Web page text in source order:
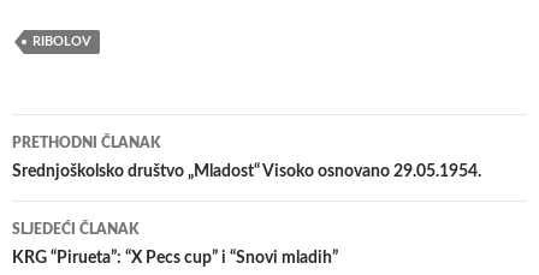
RIBOLOV
Navigacija
članaka
PRETHODNI ČLANAK
Srednjoškolsko društvo „Mladost“ Visoko osnovano 29.05.1954.
SLJEDEĆI ČLANAK
KRG “Pirueta”: “X Pecs cup” i “Snovi mladih”